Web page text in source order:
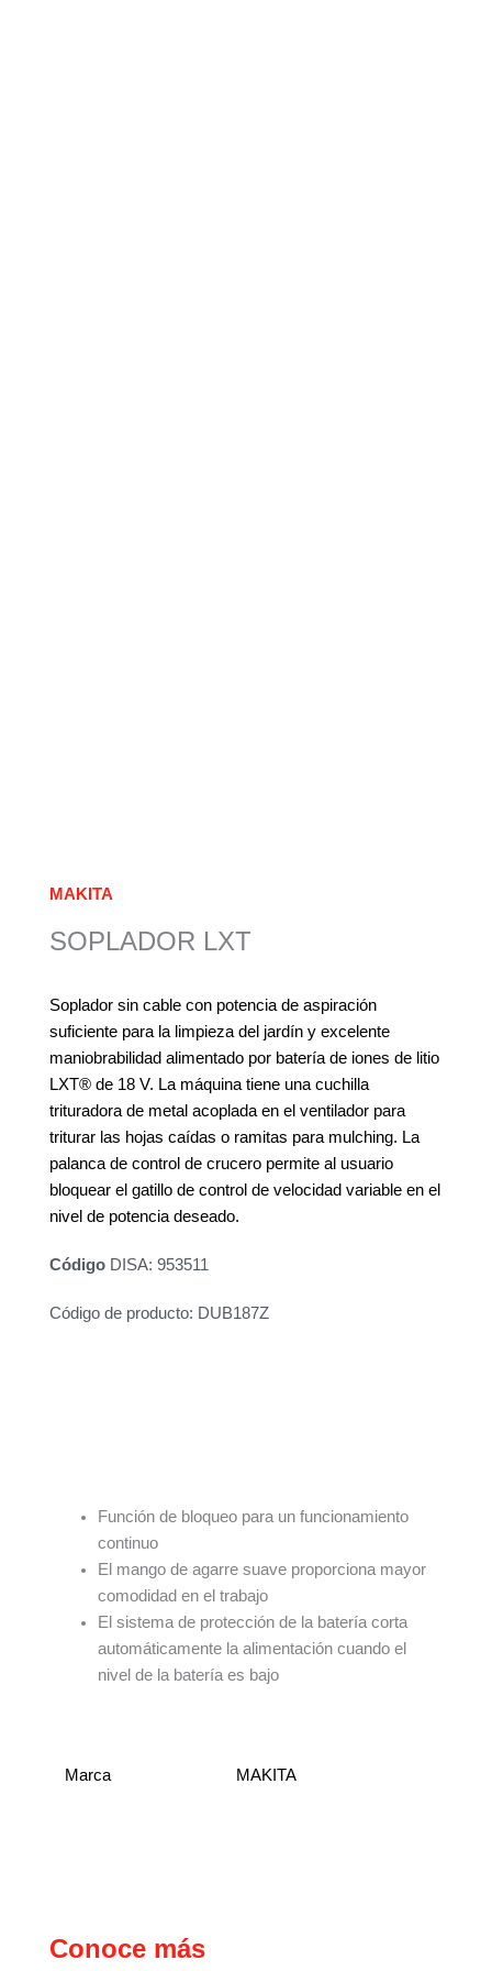
MAKITA
SOPLADOR LXT
Soplador sin cable con potencia de aspiración
suficiente para la limpieza del jardín y excelente
maniobrabilidad alimentado por batería de iones de litio
LXT® de 18 V. La máquina tiene una cuchilla
trituradora de metal acoplada en el ventilador para
triturar las hojas caídas o ramitas para mulching. La
palanca de control de crucero permite al usuario
bloquear el gatillo de control de velocidad variable en el
nivel de potencia deseado.
Código DISA: 953511
Código de producto: DUB187Z
Función de bloqueo para un funcionamiento
continuo
El mango de agarre suave proporciona mayor
comodidad en el trabajo
El sistema de protección de la batería corta
automáticamente la alimentación cuando el
nivel de la batería es bajo
Marca MAKITA
Conoce más